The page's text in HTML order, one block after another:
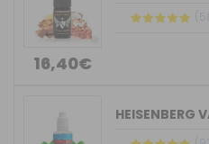
16,40€
HEISENBERG